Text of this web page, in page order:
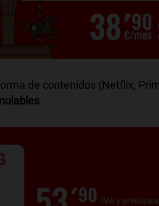
de contenidos (Netflix,
.